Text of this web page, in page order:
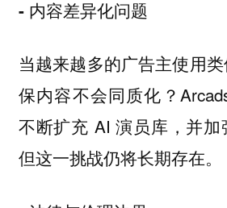
- 内容差异化问题
当越来越多的广告主使用
保内容不会同质化？
不断扩充 AI 演员库，并加
但这一挑战仍将长期存在。